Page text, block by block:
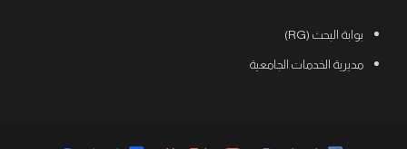
بوابة البحث (RG)
مديرية الخدمات الجامعية